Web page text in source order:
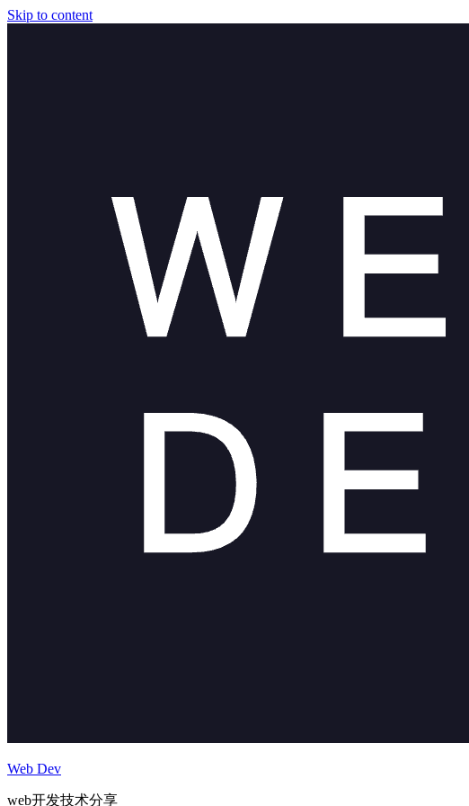
Skip to content
Web Dev
web开发技术分享